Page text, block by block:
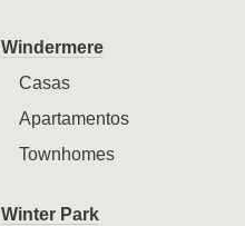
Windermere
Casas
Apartamentos
Townhomes
Winter Park